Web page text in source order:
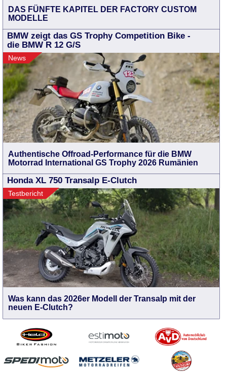
DAS FÜNFTE KAPITEL DER FACTORY CUSTOM
MODELLE
BMW zeigt das GS Trophy Competition Bike -
die BMW R 12 G/S
News
Authentische Offroad-Performance für die BMW
Motorrad International GS Trophy 2026 Rumänien
Honda XL 750 Transalp E-Clutch
Testbericht
Was kann das 2026er Modell der Transalp mit der
neuen E-Clutch?